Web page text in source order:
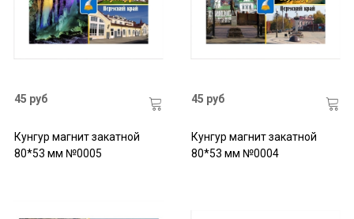
45 руб
Кунгур магнит закатной
80*53 мм №0005
45 руб
Кунгур магнит закатной
80*53 мм №0004